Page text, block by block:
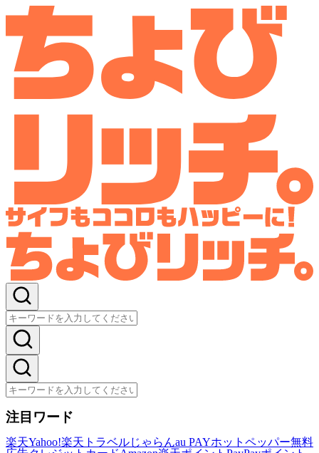
注目ワード
楽天Yahoo!楽天トラベルじゃらんau PAYホットペッパー無料